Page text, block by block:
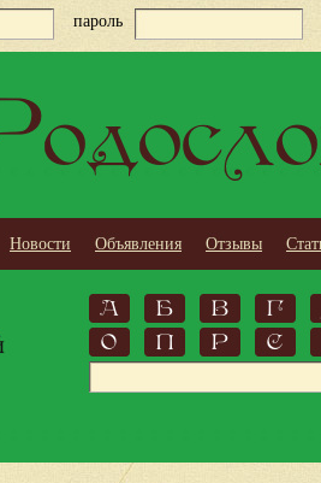
пароль
Новости Объявления Отзывы
А Б В
Г
О
П Р С